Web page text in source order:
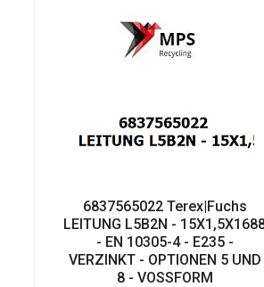
6837565022 Terex|Fuchs
LEITUNG L5B2N -
- EN 10305-4 - E235 -
VERZINKT - OPTIONEN 5 UND
8 - VOSSFORM